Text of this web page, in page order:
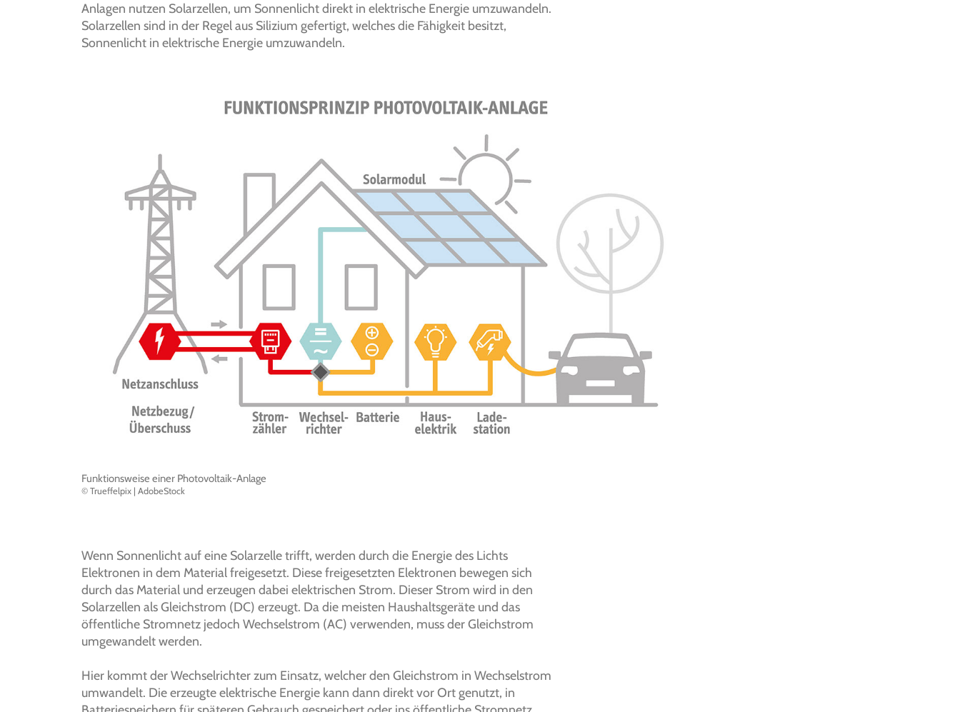
Anlagen nutzen Solarzellen, um Sonnenlicht direkt in elektrische Energie umzuwandeln.
Solarzellen sind in der Regel aus Silizium gefertigt, welches die Fähigkeit besitzt,
Sonnenlicht in elektrische Energie umzuwandeln.
Funktionsweise einer Photovoltaik-Anlage
© Trueffelpix | AdobeStock
Wenn Sonnenlicht auf eine Solarzelle trifft, werden durch die Energie des Lichts
Elektronen in dem Material freigesetzt. Diese freigesetzten Elektronen bewegen sich
durch das Material und erzeugen dabei elektrischen Strom. Dieser Strom wird in den
Solarzellen als Gleichstrom (DC) erzeugt. Da die meisten Haushaltsgeräte und das
öffentliche Stromnetz jedoch Wechselstrom (AC) verwenden, muss der Gleichstrom
umgewandelt werden.
Hier kommt der Wechselrichter zum Einsatz, welcher den Gleichstrom in Wechselstrom
umwandelt. Die erzeugte elektrische Energie kann dann direkt vor Ort genutzt, in